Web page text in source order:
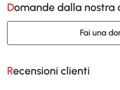
Domande dalla
Fai una
Recensioni clienti